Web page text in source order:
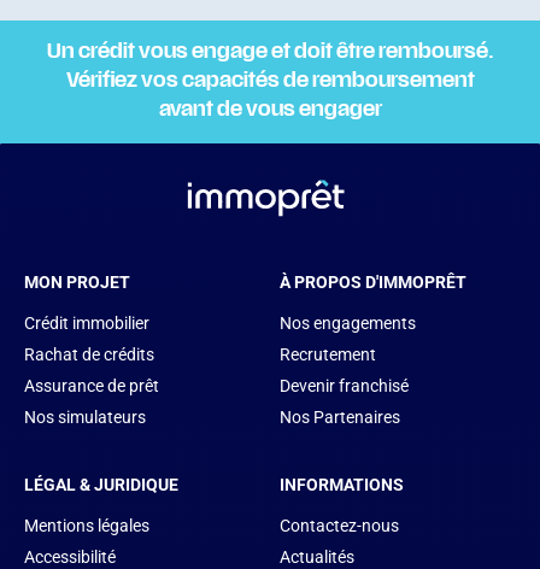
Un crédit vous engage et doit être remboursé.
Vérifiez vos capacités de remboursement
avant de vous engager
MON PROJET
Crédit immobilier
Rachat de crédits
Assurance de prêt
Nos simulateurs
À PROPOS D'IMMOPRÊT
Nos engagements
Recrutement
Devenir franchisé
Nos Partenaires
LÉGAL & JURIDIQUE
Mentions légales
Accessibilité
INFORMATIONS
Contactez-nous
Actualités